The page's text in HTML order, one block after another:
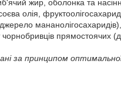
жир, оболонка та
олія,
(джерело
чорнобривців прямостоячих
за принципом